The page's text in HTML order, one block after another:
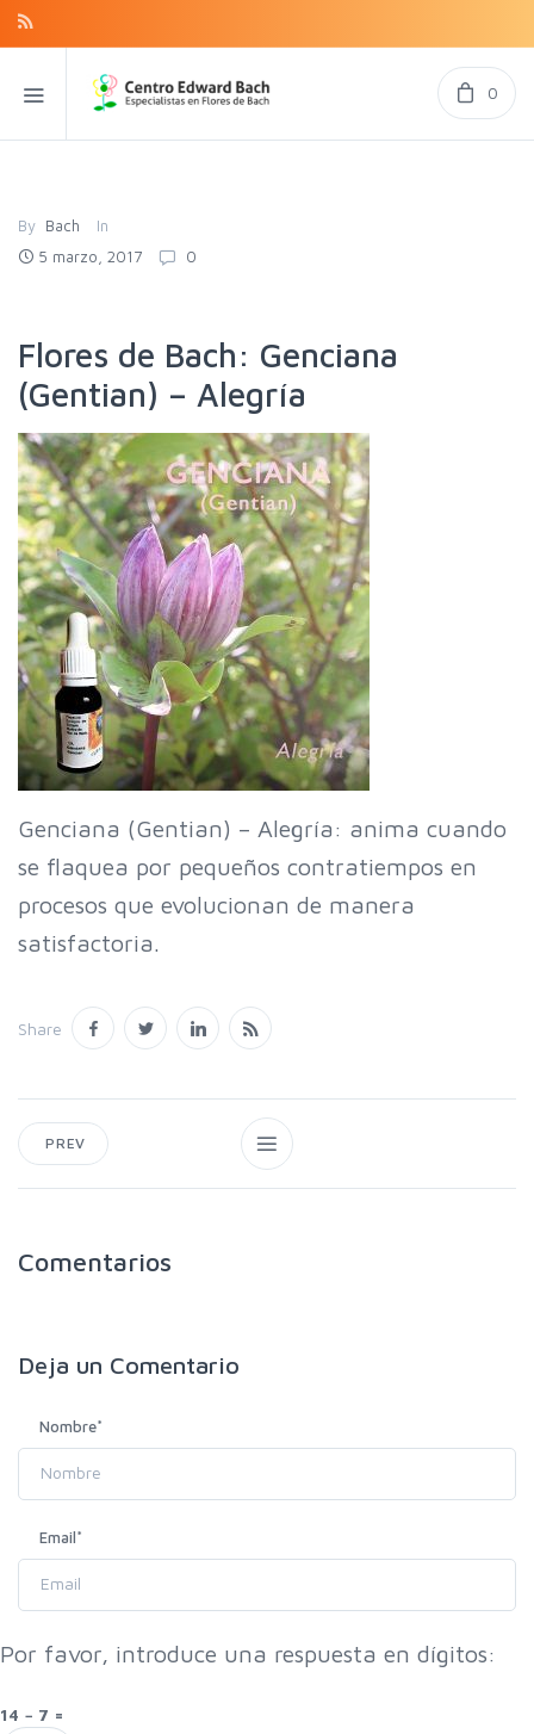
0
By Bach
In
5 marzo, 2017
0
Flores de Bach: Genciana
(Gentian) – Alegría
Genciana (Gentian) – Alegría: anima cuando
se flaquea por pequeños contratiempos en
procesos que evolucionan de manera
satisfactoria.
Share
PREV
Comentarios
Deja un Comentario
Nombre*
Email*
Por favor, introduce una respuesta en dígitos:
14 − 7 =